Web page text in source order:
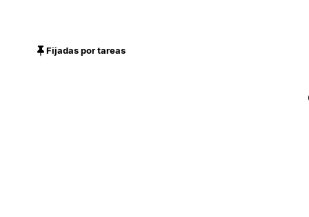
Fijadas por tareas